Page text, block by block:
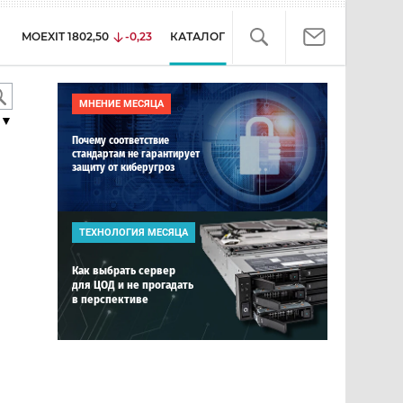
MOEXIT 1802,50 -0,23 КАТАЛОГ
МНЕНИЕ МЕСЯЦА
Почему соответствие
стандартам не гарантирует
защиту от киберугроз
ТЕХНОЛОГИЯ МЕСЯЦА
Как выбрать сервер
для ЦОД и не прогадать
в перспективе